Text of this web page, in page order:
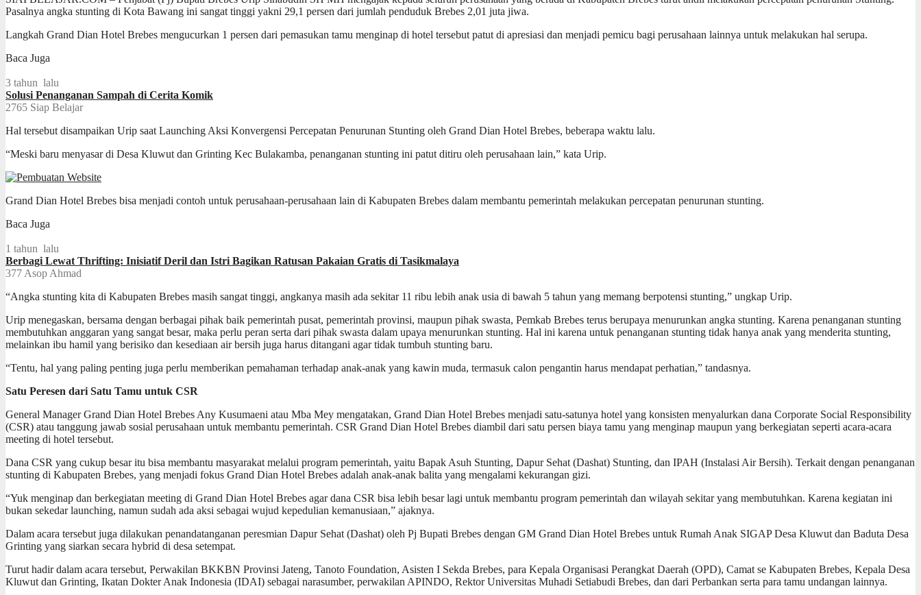
Pasalnya angka stunting di Kota Bawang ini sangat tinggi yakni 29,1 persen dari jumlah penduduk Brebes 2,01 juta jiwa.
Langkah Grand Dian Hotel Brebes mengucurkan 1 persen dari pemasukan tamu menginap di hotel tersebut patut di apresiasi dan menjadi pemicu bagi perusahaan lainnya untuk melakukan hal serupa.
Baca Juga
3 tahun lalu
Solusi Penanganan Sampah di Cerita Komik
2765 Siap Belajar
Hal tersebut disampaikan Urip saat Launching Aksi Konvergensi Percepatan Penurunan Stunting oleh Grand Dian Hotel Brebes, beberapa waktu lalu.
“Meski baru menyasar di Desa Kluwut dan Grinting Kec Bulakamba, penanganan stunting ini patut ditiru oleh perusahaan lain,” kata Urip.
Grand Dian Hotel Brebes bisa menjadi contoh untuk perusahaan-perusahaan lain di Kabupaten Brebes dalam membantu pemerintah melakukan percepatan penurunan stunting.
Baca Juga
1 tahun lalu
Berbagi Lewat Thrifting: Inisiatif Deril dan Istri Bagikan Ratusan Pakaian Gratis di Tasikmalaya
377 Asop Ahmad
“Angka stunting kita di Kabupaten Brebes masih sangat tinggi, angkanya masih ada sekitar 11 ribu lebih anak usia di bawah 5 tahun yang memang berpotensi stunting,” ungkap Urip.
Urip menegaskan, bersama dengan berbagai pihak baik pemerintah pusat, pemerintah provinsi, maupun pihak swasta, Pemkab Brebes terus berupaya menurunkan angka stunting. Karena penanganan stunting
membutuhkan anggaran yang sangat besar, maka perlu peran serta dari pihak swasta dalam upaya menurunkan stunting. Hal ini karena untuk penanganan stunting tidak hanya anak yang menderita stunting,
melainkan ibu hamil yang berisiko dan kesediaan air bersih juga harus ditangani agar tidak tumbuh stunting baru.
“Tentu, hal yang paling penting juga perlu memberikan pemahaman terhadap anak-anak yang kawin muda, termasuk calon pengantin harus mendapat perhatian,” tandasnya.
Satu Peresen dari Satu Tamu untuk CSR
General Manager Grand Dian Hotel Brebes Any Kusumaeni atau Mba Mey mengatakan, Grand Dian Hotel Brebes menjadi satu-satunya hotel yang konsisten menyalurkan dana Corporate Social Responsibility
(CSR) atau tanggung jawab sosial perusahaan untuk membantu pemerintah. CSR Grand Dian Hotel Brebes diambil dari satu persen biaya tamu yang menginap maupun yang berkegiatan seperti acara-acara
meeting di hotel tersebut.
Dana CSR yang cukup besar itu bisa membantu masyarakat melalui program pemerintah, yaitu Bapak Asuh Stunting, Dapur Sehat (Dashat) Stunting, dan IPAH (Instalasi Air Bersih). Terkait dengan penanganan
stunting di Kabupaten Brebes, yang menjadi fokus Grand Dian Hotel Brebes adalah anak-anak balita yang mengalami kekurangan gizi.
“Yuk menginap dan berkegiatan meeting di Grand Dian Hotel Brebes agar dana CSR bisa lebih besar lagi untuk membantu program pemerintah dan wilayah sekitar yang membutuhkan. Karena kegiatan ini
bukan sekedar launching, namun sudah ada aksi sebagai wujud kepedulian kemanusiaan,” ajaknya.
Dalam acara tersebut juga dilakukan penandatanganan peresmian Dapur Sehat (Dashat) oleh Pj Bupati Brebes dengan GM Grand Dian Hotel Brebes untuk Rumah Anak SIGAP Desa Kluwut dan Baduta Desa
Grinting yang siarkan secara hybrid di desa setempat.
Turut hadir dalam acara tersebut, Perwakilan BKKBN Provinsi Jateng, Tanoto Foundation, Asisten I Sekda Brebes, para Kepala Organisasi Perangkat Daerah (OPD), Camat se Kabupaten Brebes, Kepala Desa
Kluwut dan Grinting, Ikatan Dokter Anak Indonesia (IDAI) sebagai narasumber, perwakilan APINDO, Rektor Universitas Muhadi Setiabudi Brebes, dan dari Perbankan serta para tamu undangan lainnya.